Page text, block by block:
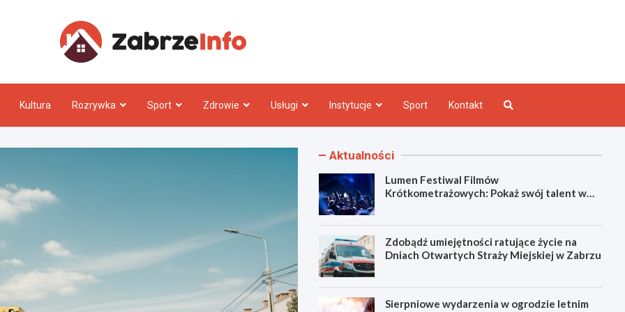
Kultura Rozrywka Sport Zdrowie Usługi Instytucje Sport Kontakt
Aktualności
Lumen Festiwal Filmów
Krótkometrażowych: Pokaż swój talent w
Zdobądź umiejętności ratujące życie na
Dniach Otwartych Straży Miejskiej w Zabrzu
Sierpniowe wydarzenia w ogrodzie letnim